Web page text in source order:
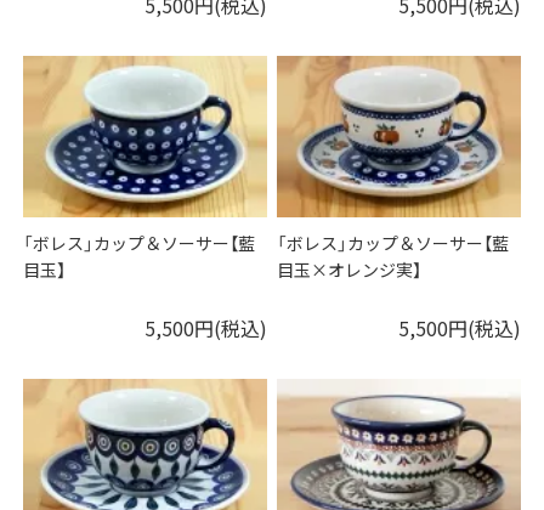
「ボレス」カップ＆ソーサー【藍
目玉】
5,500円(税込)
「ボレス」カップ＆ソーサー【藍
目玉×オレンジ実】
5,500円(税込)